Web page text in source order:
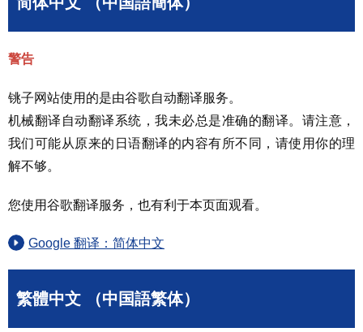
警告
铫子网站使用的是由谷歌自动翻译服务。
机械翻译自动翻译系统，我未必总是准确的翻译。请注意，
我们可能从原来的日语翻译的内容有所不同，请使用你的理
解不够。
您使用谷歌翻译服务，也有利于本页面观看。
Google 翻译：简体中文
繁體中文 （中国語繁体）